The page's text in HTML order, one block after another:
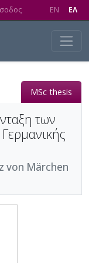
EN EΛ
MSc thesis
των
von Märchen